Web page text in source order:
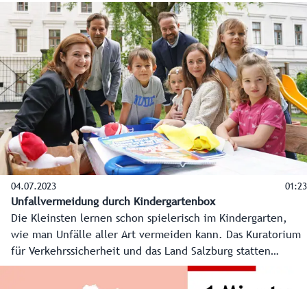
Volkskunde-Museum feiern heuer sogar ihr 100-Jahr-
Jubiläum.
04.07.2023 01:23
Unfallvermeidung durch Kindergartenbox
Die Kleinsten lernen schon spielerisch im Kindergarten,
wie man Unfälle aller Art vermeiden kann. Das Kuratorium
für Verkehrssicherheit und das Land Salzburg statten
Kindergärten mit der eigens entwickelten Kindergartenbox
aus. Das ist eine wertvolle Unterstützung für